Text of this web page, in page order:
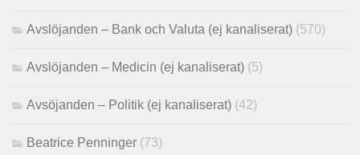
Avslöjanden – Bank och Valuta (ej kanaliserat) (570)
Avslöjanden – Medicin (ej kanaliserat) (5)
Avsöjanden – Politik (ej kanaliserat) (42)
Beatrice Penninger (73)